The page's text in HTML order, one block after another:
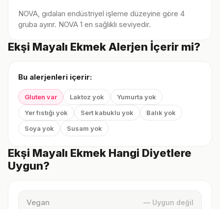
NOVA, gıdaları endüstriyel işleme düzeyine göre 4
gruba ayırır. NOVA 1 en sağlıklı seviyedir.
Ekşi Mayalı Ekmek Alerjen İçerir mi?
Bu alerjenleri içerir:
Gluten var Laktoz yok
Yumurta yok
Yer fıstığı yok
Sert kabuklu yok
Balık yok
Soya yok
Susam yok
Ekşi Mayalı Ekmek Hangi Diyetlere
Uygun?
Vegan — Uygun değil